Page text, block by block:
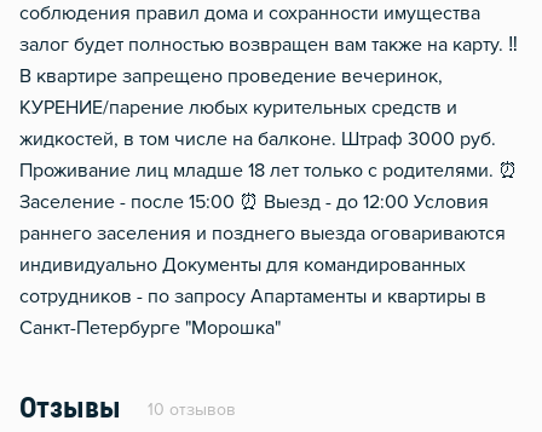
соблюдения правил дома и сохранности имущества
залог будет полностью возвращен вам также на карту. ‼️
В квартире запрещено проведение вечеринок,
КУРЕНИЕ/парение любых курительных средств и
жидкостей, в том числе на балконе. Штраф 3000 руб.
Проживание лиц младше 18 лет только с родителями. ⏰
Заселение - после 15:00 ⏰ Выезд - до 12:00 Условия
раннего заселения и позднего выезда оговариваются
индивидуально Документы для командированных
сотрудников - по запросу Апартаменты и квартиры в
Санкт-Петербурге "Морошка"
Отзывы 10 отзывов